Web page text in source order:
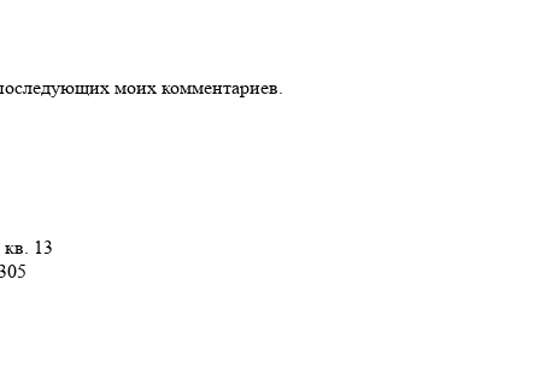
моих комментариев.
13